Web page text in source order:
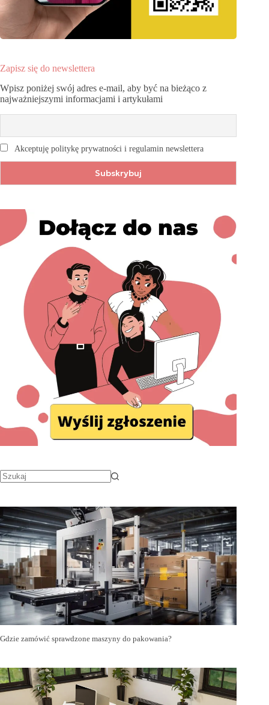
Zapisz się do newslettera
Wpisz poniżej swój adres e-mail, aby być na bieżąco z
najważniejszymi informacjami i artykułami
Akceptuję politykę prywatności i regulamin newslettera
Gdzie zamówić sprawdzone maszyny do pakowania?